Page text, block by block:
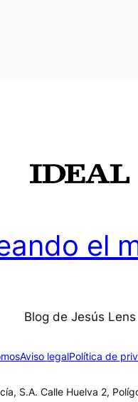
el
Blog de Jesús Lens
Aviso legalPolítica de
S.A. Calle Huelva 2,